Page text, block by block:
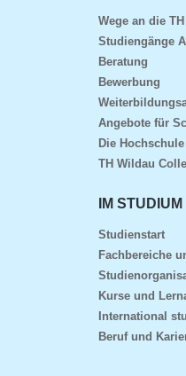
Wege an die
Studiengänge
Beratung
Bewerbung
Angebote für
Die
TH Wildau
IM STUDIUM
Studienstart
Fachbereiche
Kurse und
International
Beruf und